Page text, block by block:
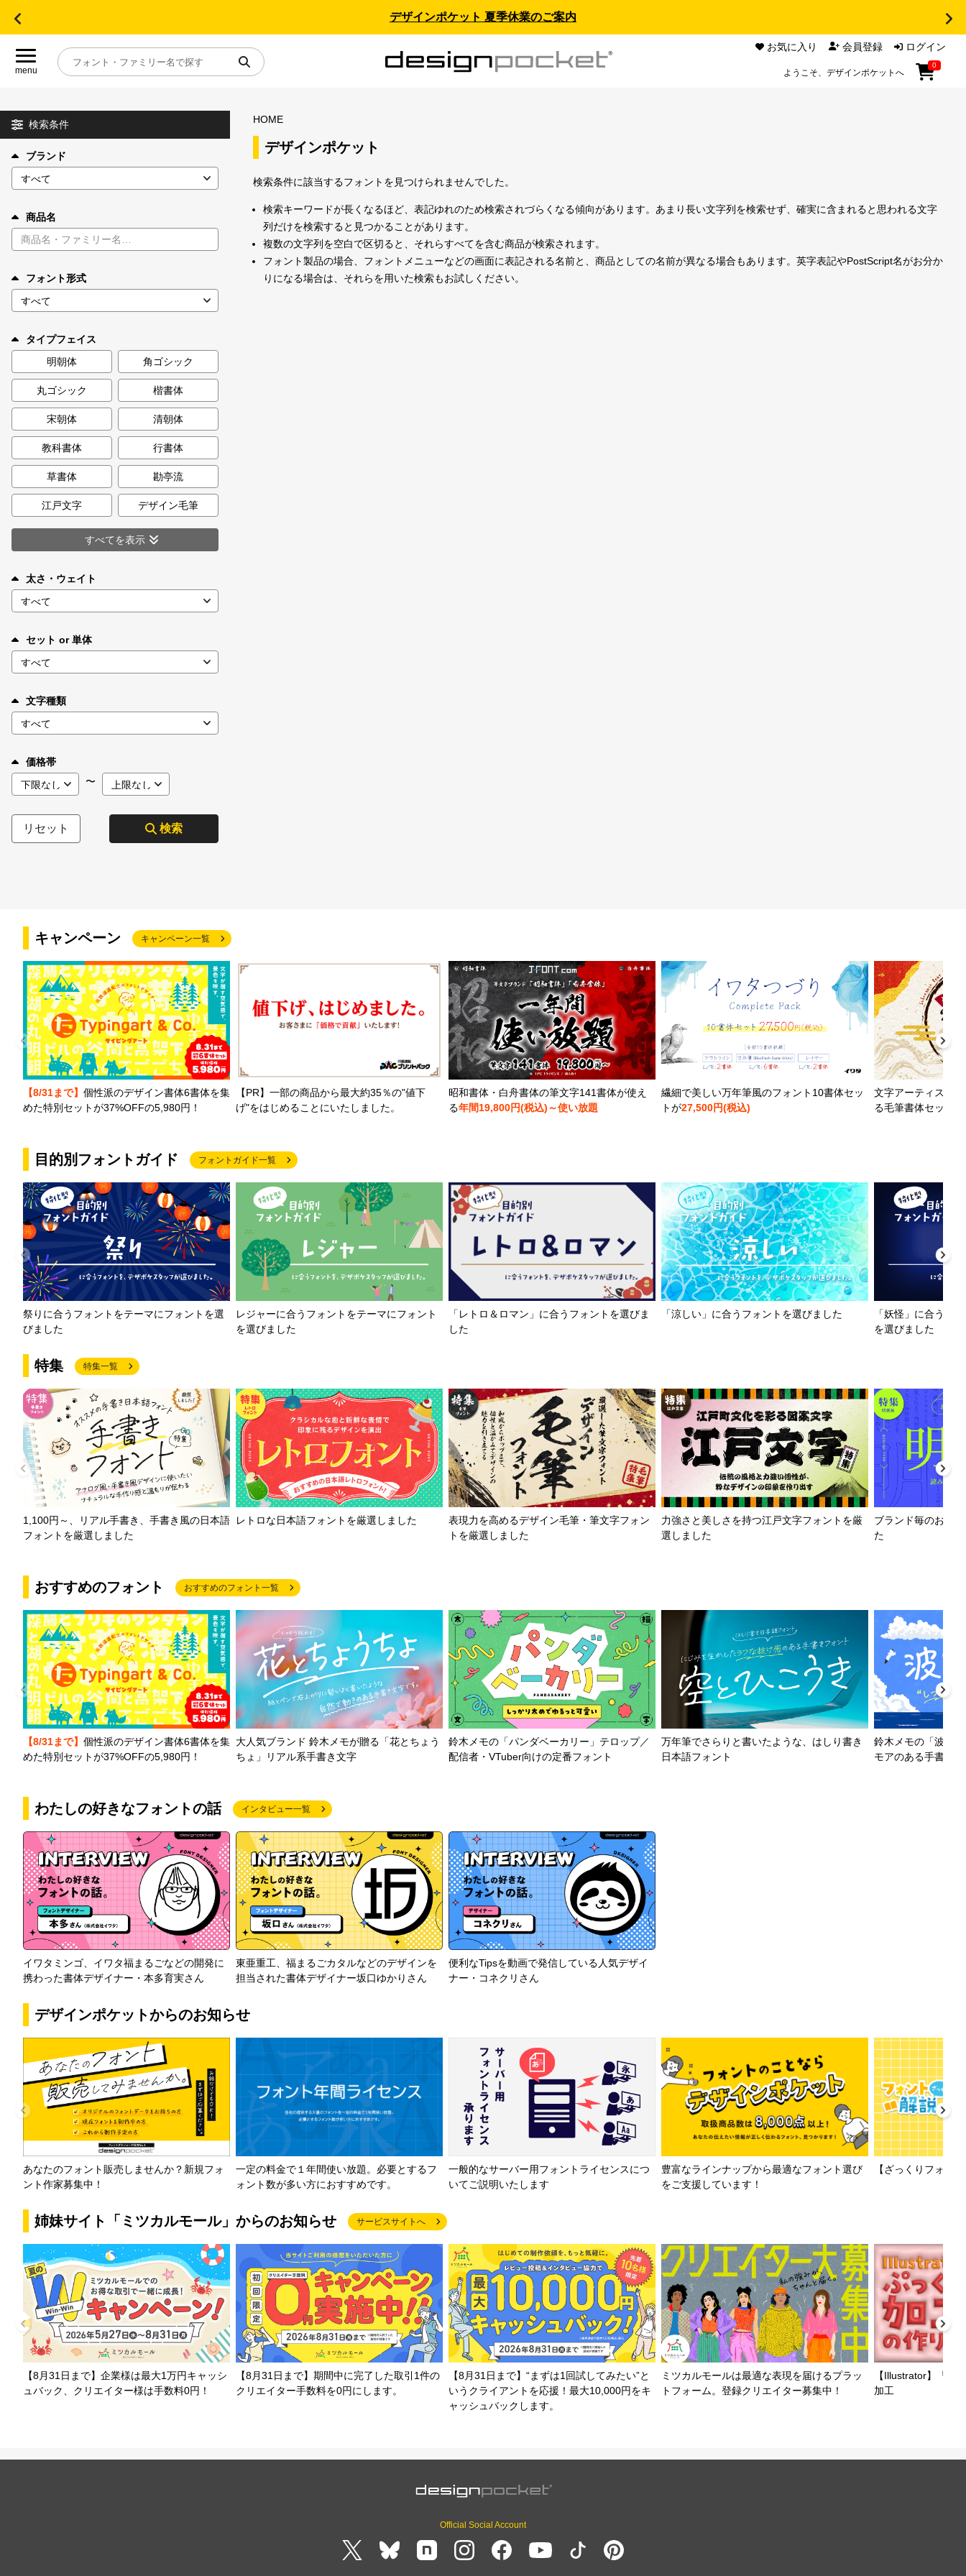
デザインポケット 夏季休業のご案内
menu
お気に入り 会員登録 ログイン
ようこそ、デザインポケットへ
0
目的別フォントガイド
特集
年間ライセンス商品
キャンペーン一覧
カート 0
マイページ
お気に入り
ご利用ガイド
お問い合わせ
検索条件
ブランド
商品名
フォント形式
タイプフェイス
明朝体
角ゴシック
丸ゴシック 楷書体
宋朝体 清朝体
教科書体 行書体
草書体 勘亭流
江戸文字 デザイン毛筆
すべてを表示
太さ・ウェイト
セット or 単体
文字種類
価格帯
〜
リセット 検索
HOME
デザインポケット
検索条件に該当するフォントを見つけられませんでした。
検索キーワードが長くなるほど、表記ゆれのため検索されづらくなる傾向があります。あまり長い文字列を検索せず、確実に含まれると思われる文字
列だけを検索すると見つかることがあります。
複数の文字列を空白で区切ると、それらすべてを含む商品が検索されます。
フォント製品の場合、フォントメニューなどの画面に表記される名前と、商品としての名前が異なる場合もあります。英字表記やPostScript名がお分か
りになる場合は、それらを用いた検索もお試しください。
キャンペーン キャンペーン一覧
【8/31まで】 個性派のデザイン書体6書体を集
めた特別セットが37%OFFの5,980円！
【PR】一部の商品から最大約35％の"値下
げ"をはじめることにいたしました。
昭和書体・白舟書体の筆文字141書体が使え
る年間19,800円(税込)～使い放題
繊細で美しい万年筆風のフォント10書体セッ
トが27,500円(税込)
文字アーティスト
る毛筆書体セットが
目的別フォントガイド フォントガイド一覧
祭りに合うフォントをテーマにフォントを選
びました
レジャーに合うフォントをテーマにフォント
を選びました
「レトロ＆ロマン」に合うフォントを選びま
した
「涼しい」に合うフォントを選びました
「妖怪」に合うフ
を選びました
特集 特集一覧
1,100円～、リアル手書き、手書き風の日本語
フォントを厳選しました
レトロな日本語フォントを厳選しました
表現力を高めるデザイン毛筆・筆文字フォン
トを厳選しました
力強さと美しさを持つ江戸文字フォントを厳
選しました
ブランド毎のおす
た
おすすめのフォント おすすめのフォント一覧
【8/31まで】 個性派のデザイン書体6書体を集
めた特別セットが37%OFFの5,980円！
大人気ブランド 鈴木メモが贈る「花とちょう
ちょ」リアル系手書き文字
鈴木メモの「パンダベーカリー」テロップ／
配信者・VTuber向けの定番フォント
万年筆でさらりと書いたような、はしり書き
日本語フォント
鈴木メモの「波と
モアのある手書き
わたしの好きなフォントの話 インタビュー一覧
イワタミンゴ、イワタ福まるごなどの開発に
携わった書体デザイナー・本多育実さん
東亜重工、福まるごカタルなどのデザインを
担当された書体デザイナー坂口ゆかりさん
便利なTipsを動画で発信している人気デザイ
ナー・コネクリさん
デザインポケットからのお知らせ
あなたのフォント販売しませんか？新規フォ
ント作家募集中！
一定の料金で１年間使い放題。必要とするフ
ォント数が多い方におすすめです。
一般的なサーバー用フォントライセンスにつ
いてご説明いたします
豊富なラインナップから最適なフォント選び
をご支援しています！
【ざっくりフォン
姉妹サイト「ミツカルモール」からのお知らせ サービスサイトへ
【8月31日まで】企業様は最大1万円キャッシ
ュバック、クリエイター様は手数料0円！
【8月31日まで】期間中に完了した取引1件の
クリエイター手数料を0円にします。
【8月31日まで】“まずは1回試してみたい”と
いうクライアントを応援！最大10,000円をキ
ャッシュバックします。
ミツカルモールは最適な表現を届けるプラッ
トフォーム。登録クリエイター募集中！
【Illustrator】「3D
加工
Official Social Account